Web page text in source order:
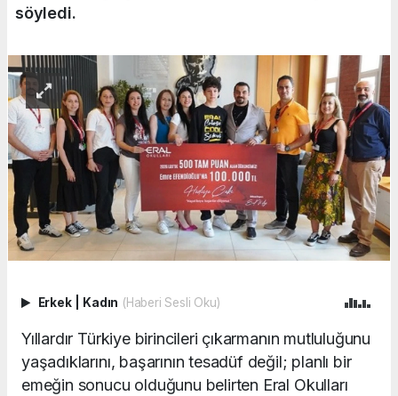
söyledi.
Erkek Kadın (Haberi Sesli Oku)
Yıllardır Türkiye birincileri çıkarmanın mutluluğunu
yaşadıklarını, başarının tesadüf değil; planlı bir
emeğin sonucu olduğunu belirten Eral Okulları